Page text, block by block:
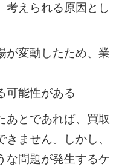
考えられる原因とし
が変動したため、業
可能性がある
あとであれば、買取
ません。しかし、
な問題が発生するケ